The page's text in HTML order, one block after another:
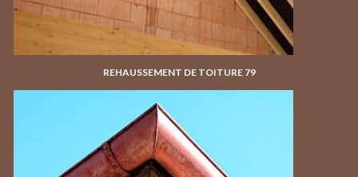
REHAUSSEMENT DE TOITURE 79